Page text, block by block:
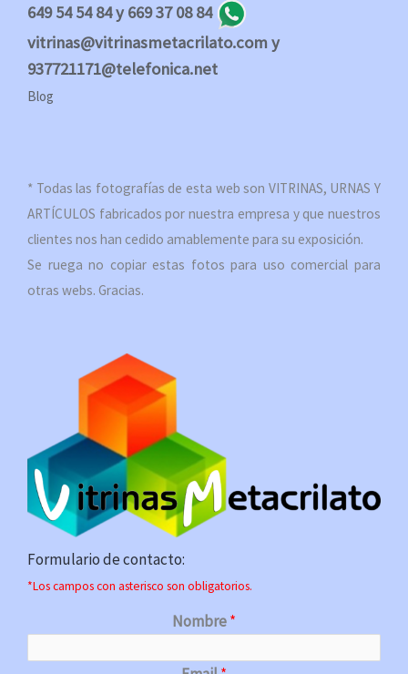
649 54 54 84 y 669 37 08 84
vitrinas@vitrinasmetacrilato.com y
937721171@telefonica.net
Blog
* Todas las fotografías de esta web son VITRINAS, URNAS Y
ARTÍCULOS fabricados por nuestra empresa y que nuestros
clientes nos han cedido amablemente para su exposición.
Se ruega no copiar estas fotos para uso comercial para
otras webs. Gracias.
Formulario de contacto:
*Los campos con asterisco son obligatorios.
Nombre*